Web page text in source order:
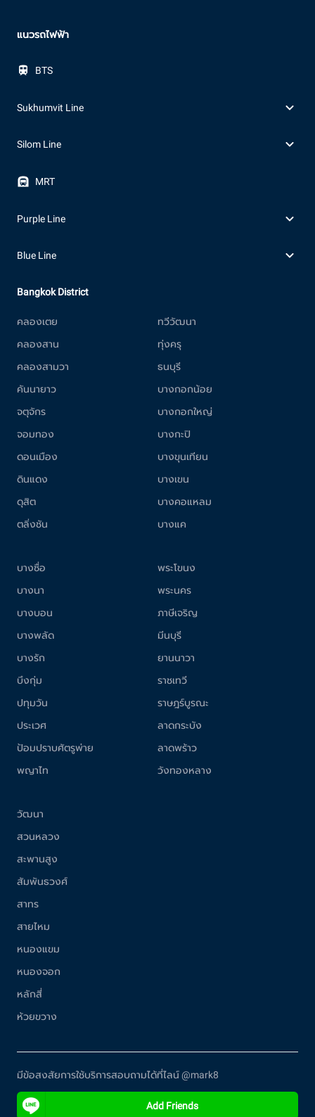
แนวรถไฟฟ้า
BTS
Sukhumvit Line
Silom Line
MRT
Purple Line
Blue Line
Bangkok District
คลองเตย
คลองสาน
คลองสามวา
คันนายาว
จตุจักร
จอมทอง
ดอนเมือง
ดินแดง
ดุสิต
ตลิ่งชัน
ทวีวัฒนา
ทุ่งครุ
ธนบุรี
บางกอกน้อย
บางกอกใหญ่
บางกะปิ
บางขุนเทียน
บางเขน
บางคอแหลม
บางแค
บางซื่อ
บางนา
บางบอน
บางพลัด
บางรัก
บึงกุ่ม
ปทุมวัน
ประเวศ
ป้อมปราบศัตรูพ่าย
พญาไท
พระโขนง
พระนคร
ภาษีเจริญ
มีนบุรี
ยานนาวา
ราชเทวี
ราษฎร์บูรณะ
ลาดกระบัง
ลาดพร้าว
วังทองหลาง
วัฒนา
สวนหลวง
สะพานสูง
สัมพันธวงศ์
สาทร
สายไหม
หนองแขม
หนองจอก
หลักสี่
ห้วยขวาง
มีข้อสงสัยการใช้บริการสอบถามได้ที่ไลน์ @mark8
Add Friends